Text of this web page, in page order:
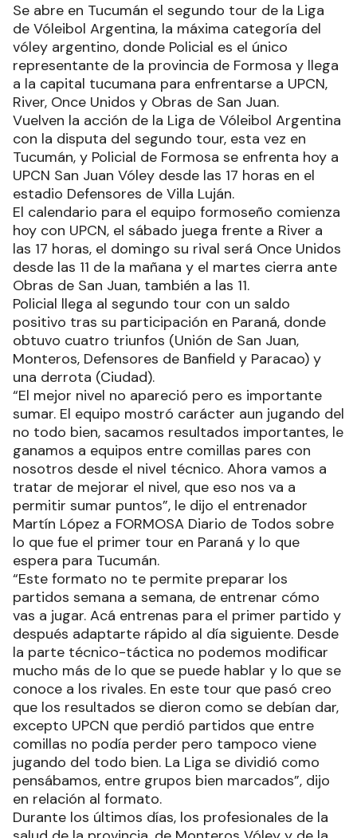
Se abre en Tucumán el segundo tour de la Liga
de Vóleibol Argentina, la máxima categoría del
vóley argentino, donde Policial es el único
representante de la provincia de Formosa y llega
a la capital tucumana para enfrentarse a UPCN,
River, Once Unidos y Obras de San Juan.
Vuelven la acción de la Liga de Vóleibol Argentina
con la disputa del segundo tour, esta vez en
Tucumán, y Policial de Formosa se enfrenta hoy a
UPCN San Juan Vóley desde las 17 horas en el
estadio Defensores de Villa Luján.
El calendario para el equipo formoseño comienza
hoy con UPCN, el sábado juega frente a River a
las 17 horas, el domingo su rival será Once Unidos
desde las 11 de la mañana y el martes cierra ante
Obras de San Juan, también a las 11.
Policial llega al segundo tour con un saldo
positivo tras su participación en Paraná, donde
obtuvo cuatro triunfos (Unión de San Juan,
Monteros, Defensores de Banfield y Paracao) y
una derrota (Ciudad).
“El mejor nivel no apareció pero es importante
sumar. El equipo mostró carácter aun jugando del
no todo bien, sacamos resultados importantes, le
ganamos a equipos entre comillas pares con
nosotros desde el nivel técnico. Ahora vamos a
tratar de mejorar el nivel, que eso nos va a
permitir sumar puntos”, le dijo el entrenador
Martín López a FORMOSA Diario de Todos sobre
lo que fue el primer tour en Paraná y lo que
espera para Tucumán.
“Este formato no te permite preparar los
partidos semana a semana, de entrenar cómo
vas a jugar. Acá entrenas para el primer partido y
después adaptarte rápido al día siguiente. Desde
la parte técnico-táctica no podemos modificar
mucho más de lo que se puede hablar y lo que se
conoce a los rivales. En este tour que pasó creo
que los resultados se dieron como se debían dar,
excepto UPCN que perdió partidos que entre
comillas no podía perder pero tampoco viene
jugando del todo bien. La Liga se dividió como
pensábamos, entre grupos bien marcados”, dijo
en relación al formato.
Durante los últimos días, los profesionales de la